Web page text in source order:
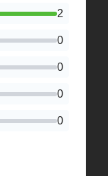
2
0
0
0
0